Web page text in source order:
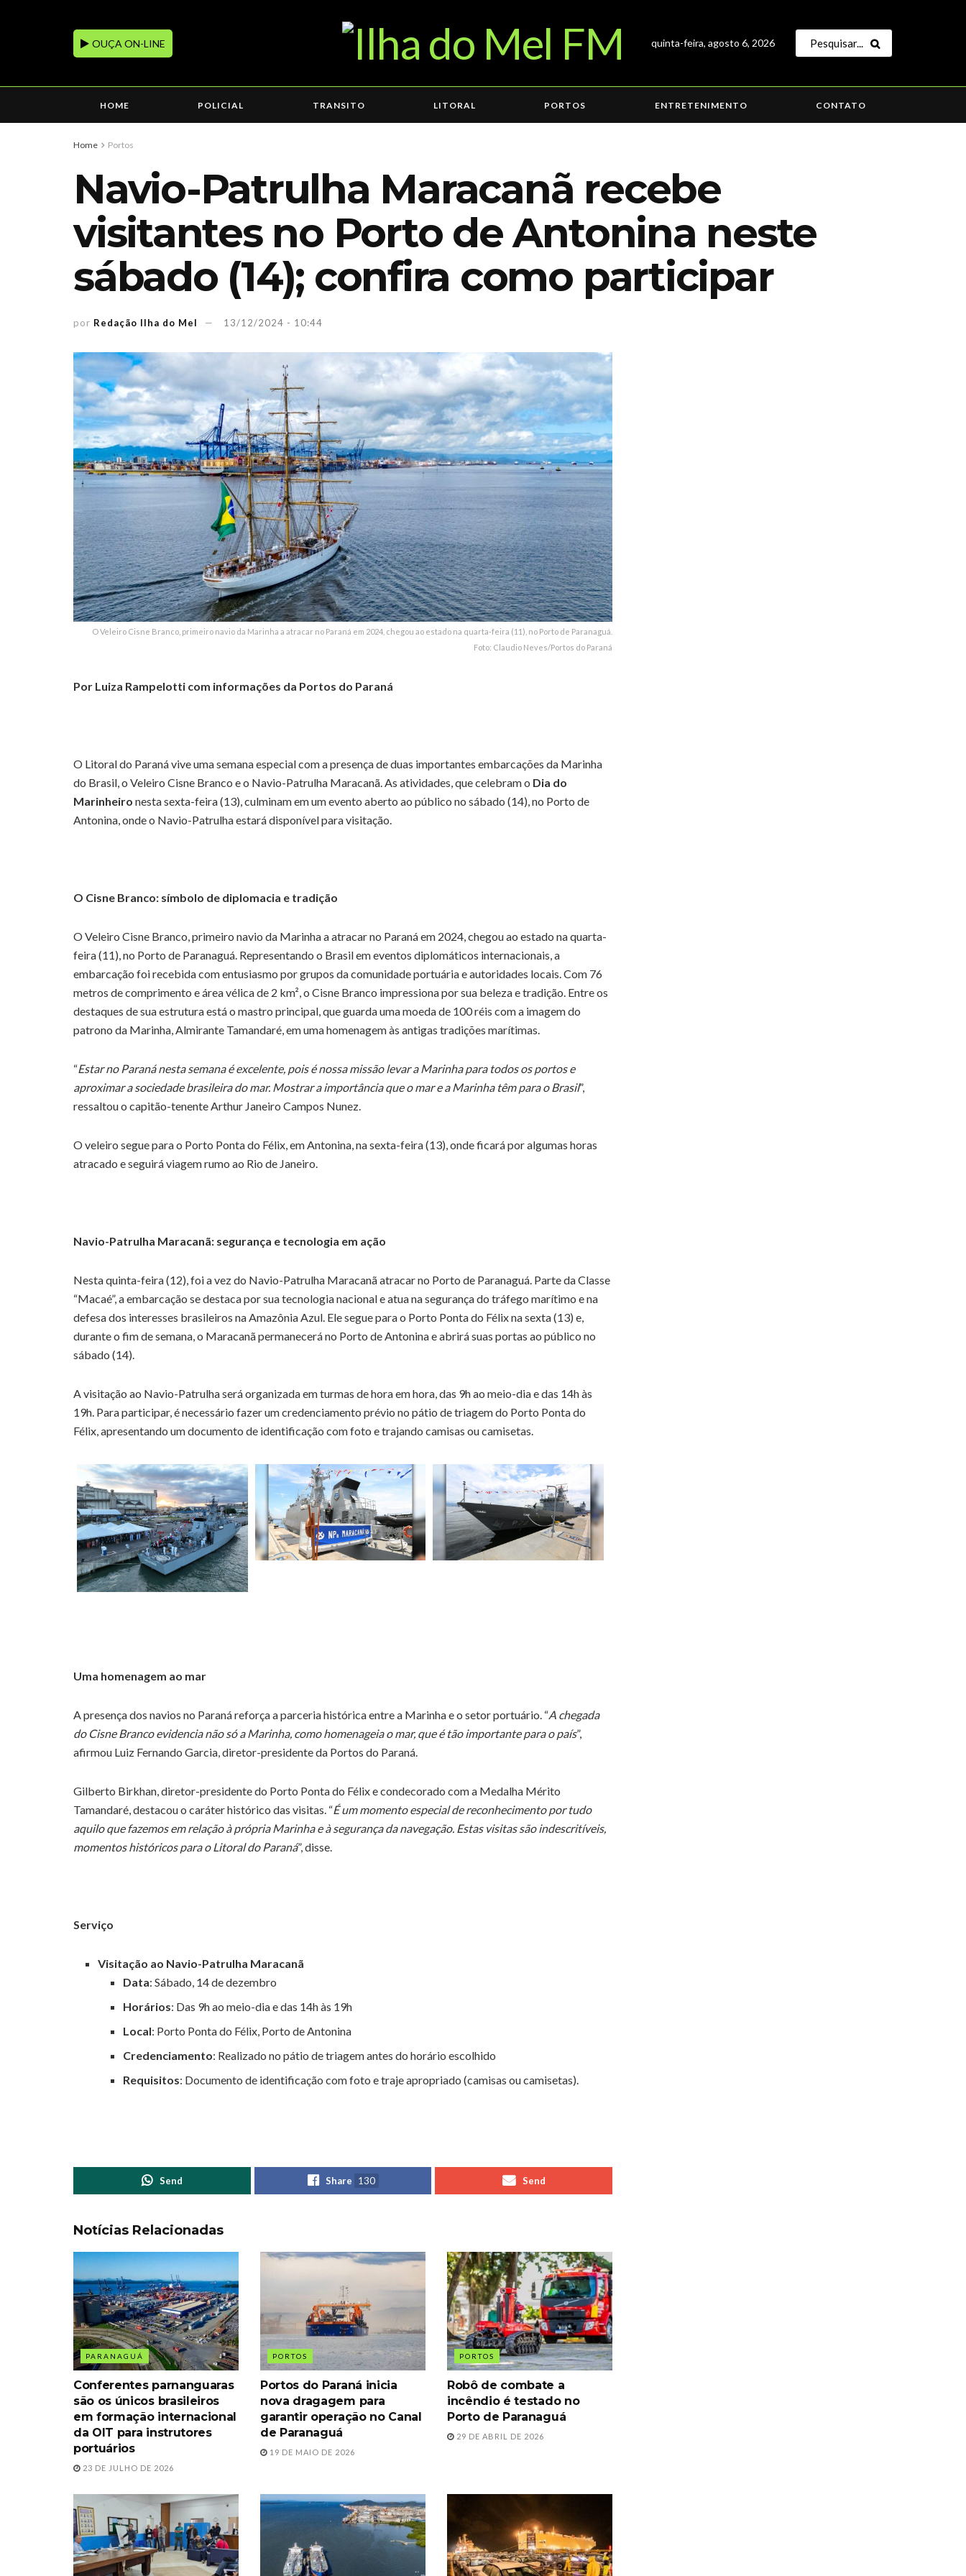
OUÇA ON-LINE quinta-feira, agosto 6, 2026
HOME POLICIAL TRANSITO LITORAL PORTOS ENTRETENIMENTO CONTATO
Home Portos
Navio-Patrulha Maracanã recebe
visitantes no Porto de Antonina neste
sábado (14); confira como participar
por Redação Ilha do Mel 13/12/2024 - 10:44
O Veleiro Cisne Branco, primeiro navio da Marinha a atracar no Paraná em 2024, chegou ao estado na quarta-feira (11), no Porto de Paranaguá.
Foto: Claudio Neves/Portos do Paraná
Por Luiza Rampelotti com informações da Portos do Paraná
O Litoral do Paraná vive uma semana especial com a presença de duas importantes embarcações da Marinha
do Brasil, o Veleiro Cisne Branco e o Navio-Patrulha Maracanã. As atividades, que celebram o Dia do
Marinheiro nesta sexta-feira (13), culminam em um evento aberto ao público no sábado (14), no Porto de
Antonina, onde o Navio-Patrulha estará disponível para visitação.
O Cisne Branco: símbolo de diplomacia e tradição
O Veleiro Cisne Branco, primeiro navio da Marinha a atracar no Paraná em 2024, chegou ao estado na quarta-
feira (11), no Porto de Paranaguá. Representando o Brasil em eventos diplomáticos internacionais, a
embarcação foi recebida com entusiasmo por grupos da comunidade portuária e autoridades locais. Com 76
metros de comprimento e área vélica de 2 km², o Cisne Branco impressiona por sua beleza e tradição. Entre os
destaques de sua estrutura está o mastro principal, que guarda uma moeda de 100 réis com a imagem do
patrono da Marinha, Almirante Tamandaré, em uma homenagem às antigas tradições marítimas.
“Estar no Paraná nesta semana é excelente, pois é nossa missão levar a Marinha para todos os portos e
aproximar a sociedade brasileira do mar. Mostrar a importância que o mar e a Marinha têm para o Brasil”,
ressaltou o capitão-tenente Arthur Janeiro Campos Nunez.
O veleiro segue para o Porto Ponta do Félix, em Antonina, na sexta-feira (13), onde ficará por algumas horas
atracado e seguirá viagem rumo ao Rio de Janeiro.
Navio-Patrulha Maracanã: segurança e tecnologia em ação
Nesta quinta-feira (12), foi a vez do Navio-Patrulha Maracanã atracar no Porto de Paranaguá. Parte da Classe
“Macaé”, a embarcação se destaca por sua tecnologia nacional e atua na segurança do tráfego marítimo e na
defesa dos interesses brasileiros na Amazônia Azul. Ele segue para o Porto Ponta do Félix na sexta (13) e,
durante o fim de semana, o Maracanã permanecerá no Porto de Antonina e abrirá suas portas ao público no
sábado (14).
A visitação ao Navio-Patrulha será organizada em turmas de hora em hora, das 9h ao meio-dia e das 14h às
19h. Para participar, é necessário fazer um credenciamento prévio no pátio de triagem do Porto Ponta do
Félix, apresentando um documento de identificação com foto e trajando camisas ou camisetas.
Uma homenagem ao mar
A presença dos navios no Paraná reforça a parceria histórica entre a Marinha e o setor portuário. “A chegada
do Cisne Branco evidencia não só a Marinha, como homenageia o mar, que é tão importante para o país”,
afirmou Luiz Fernando Garcia, diretor-presidente da Portos do Paraná.
Gilberto Birkhan, diretor-presidente do Porto Ponta do Félix e condecorado com a Medalha Mérito
Tamandaré, destacou o caráter histórico das visitas. “É um momento especial de reconhecimento por tudo
aquilo que fazemos em relação à própria Marinha e à segurança da navegação. Estas visitas são indescritíveis,
momentos históricos para o Litoral do Paraná”, disse.
Serviço
Visitação ao Navio-Patrulha Maracanã
Data: Sábado, 14 de dezembro
Horários: Das 9h ao meio-dia e das 14h às 19h
Local: Porto Ponta do Félix, Porto de Antonina
Credenciamento: Realizado no pátio de triagem antes do horário escolhido
Requisitos: Documento de identificação com foto e traje apropriado (camisas ou camisetas).
Send Share 130 Send
Notícias Relacionadas
PARANAGUÁ
Conferentes parnanguaras
são os únicos brasileiros
em formação internacional
da OIT para instrutores
portuários
23 DE JULHO DE 2026
PORTOS
Portos do Paraná inicia
nova dragagem para
garantir operação no Canal
de Paranaguá
19 DE MAIO DE 2026
PORTOS
Robô de combate a
incêndio é testado no
Porto de Paranaguá
29 DE ABRIL DE 2026